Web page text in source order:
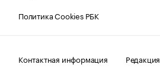
Политика Cookies РБК
Контактная информация Редакция